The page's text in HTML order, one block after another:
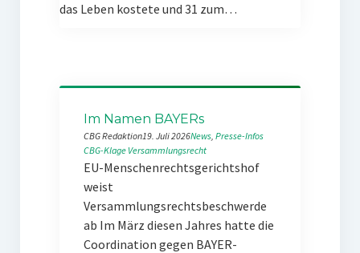
das Leben kostete und 31 zum…
Im Namen BAYERs
CBG Redaktion19. Juli 2026News, Presse-Infos
CBG-Klage Versammlungsrecht
EU-Menschenrechtsgerichtshof
weist
Versammlungsrechtsbeschwerde
ab Im März diesen Jahres hatte die
Coordination gegen BAYER-